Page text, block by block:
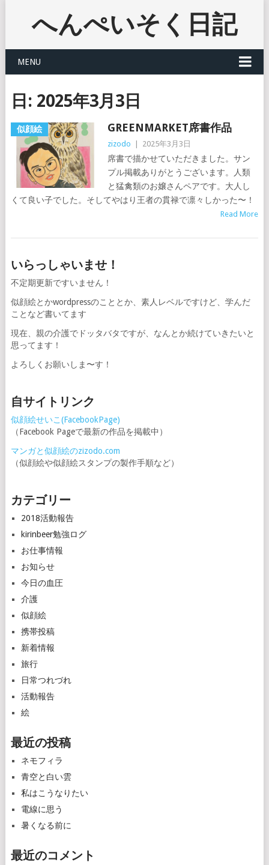
へんぺいそく日記
MENU
日: 2025年3月3日
似顔絵 GREENMARKET席書作品
zizodo 2025年3月3日
席書で描かせていただきました。サン
プル掲載ありがとうございます。人類
と猛禽類のお嬢さんペアです。大人し
くて良い子でした。そしてやはり王者の貫禄で凛々しかった〜！
Read More
いらっしゃいませ！
不定期更新ですいません！
似顔絵とかwordpressのこととか、素人レベルですけど、学んだ
ことなど書いてます
現在、親の介護でドッタバタですが、なんとか続けていきたいと
思ってます！
よろしくお願いしま〜す！
自サイトリンク
似顔絵せいこ(FacebookPage)
（Facebook Pageで最新の作品を掲載中）
マンガと似顔絵のzizodo.com
（似顔絵や似顔絵スタンプの製作手順など）
カテゴリー
2018活動報告
kirinbeer勉強ログ
お仕事情報
お知らせ
今日の血圧
介護
似顔絵
携帯投稿
新着情報
旅行
日常つれづれ
活動報告
絵
最近の投稿
ネモフィラ
青空と白い雲
私はこうなりたい
電線に思う
暑くなる前に
最近のコメント